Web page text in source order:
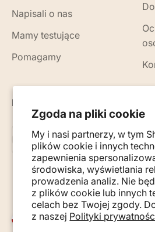
Zgoda na pliki cookie
My i nasi partnerzy, w tym
plików cookie i innych
zapewnienia
środowiska, wyświetlania
prowadzenia analiz. Nie
z plików cookie lub innych
celach bez Twojej zgody.
z naszej Polityki
Napisali o nas
Mamy testujące
Pomagamy
Nowości, porady i wskazówki na
E-mail
Subskrybuj
Polska (PLN zł)